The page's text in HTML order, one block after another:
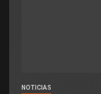
NOTICIAS